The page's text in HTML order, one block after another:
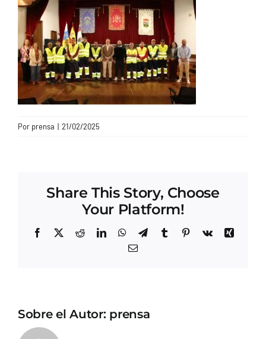
CONTACTO
Por prensa | 21/02/2025
Share This Story, Choose
Your Platform!
Facebook
X RedditLinkedInWhatsApp
TelegramTumblrPinterest
Vk
Xing
Correo
Sobre el Autor: prensa